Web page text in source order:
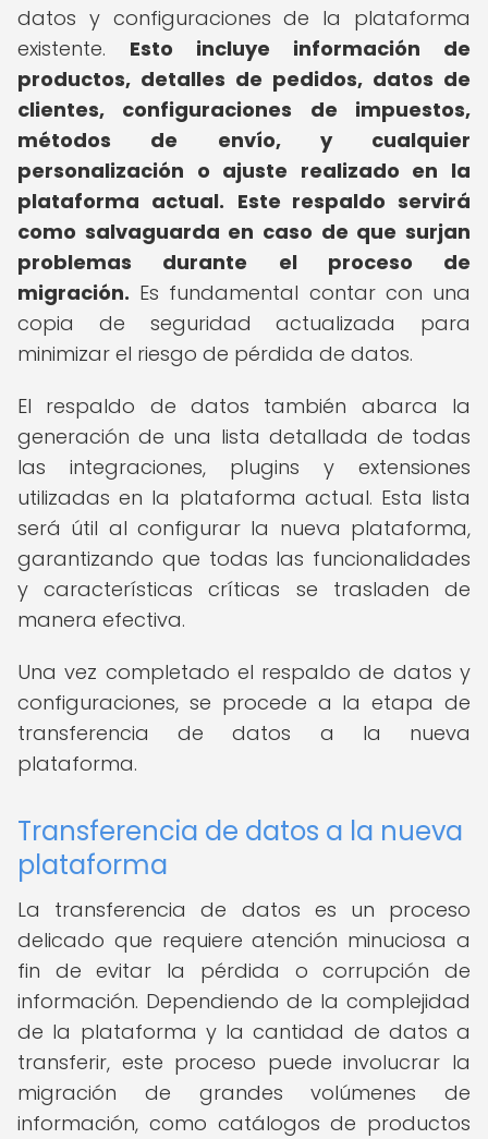
datos y configuraciones de la plataforma
existente. Esto incluye información de
productos, detalles de pedidos, datos de
clientes, configuraciones de impuestos,
métodos de envío, y cualquier
personalización o ajuste realizado en la
plataforma actual. Este respaldo servirá
como salvaguarda en caso de que surjan
problemas durante el proceso de
migración. Es fundamental contar con una
copia de seguridad actualizada para
minimizar el riesgo de pérdida de datos.
El respaldo de datos también abarca la
generación de una lista detallada de todas
las integraciones, plugins y extensiones
utilizadas en la plataforma actual. Esta lista
será útil al configurar la nueva plataforma,
garantizando que todas las funcionalidades
y características críticas se trasladen de
manera efectiva.
Una vez completado el respaldo de datos y
configuraciones, se procede a la etapa de
transferencia de datos a la nueva
plataforma.
Transferencia de datos a la nueva
plataforma
La transferencia de datos es un proceso
delicado que requiere atención minuciosa a
fin de evitar la pérdida o corrupción de
información. Dependiendo de la complejidad
de la plataforma y la cantidad de datos a
transferir, este proceso puede involucrar la
migración de grandes volúmenes de
información, como catálogos de productos